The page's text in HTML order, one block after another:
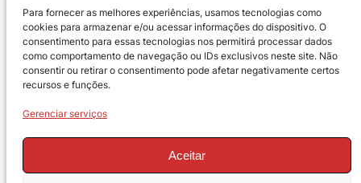
Para fornecer as melhores experiências, usamos tecnologias como
cookies para armazenar e/ou acessar informações do dispositivo. O
consentimento para essas tecnologias nos permitirá processar dados
como comportamento de navegação ou IDs exclusivos neste site. Não
consentir ou retirar o consentimento pode afetar negativamente certos
recursos e funções.
Gerenciar serviços
Aceitar
Política de Privacidade
Política de Troca e Devoluções
Política de Reembolso